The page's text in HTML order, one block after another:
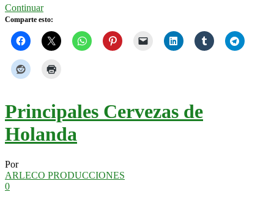
Continuar
Comparte esto:
Principales Cervezas de
Holanda
Por
ARLECO PRODUCCIONES
0